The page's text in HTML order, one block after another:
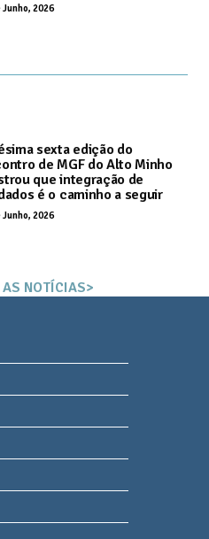
Junho, 2026
sexta edição do
de MGF do Alto Minho
que integração de
é o caminho a seguir
Junho, 2026
AS NOTÍCIAS>